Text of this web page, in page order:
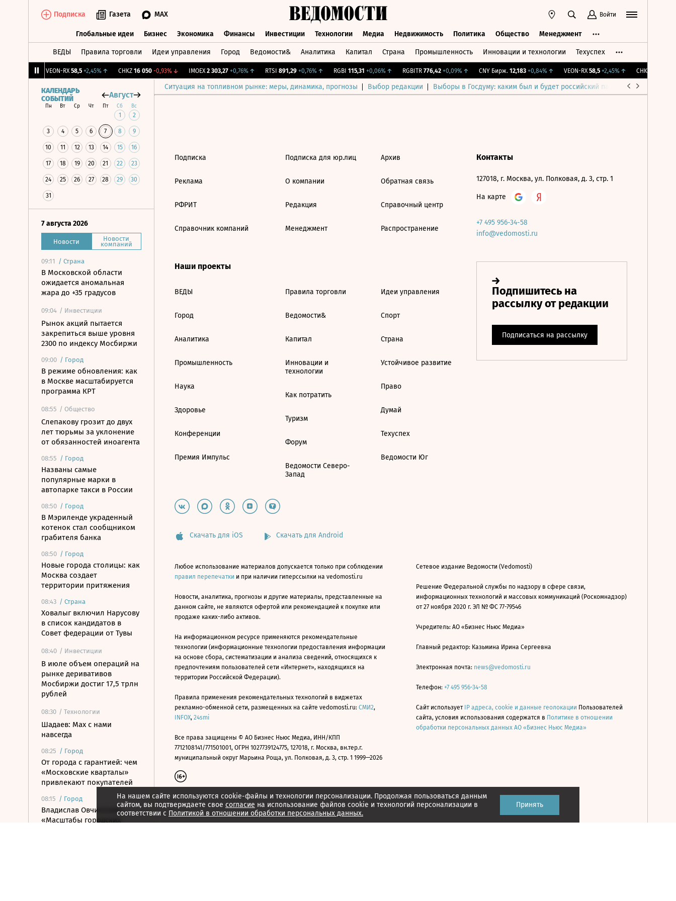
Подписка Газета MAX Войти
Глобальные идеи Бизнес Экономика Финансы Инвестиции Технологии Медиа Недвижимость Политика Общество Менеджмент
ВЕДЫ Правила торговли Идеи управления Город Ведомости& Аналитика Капитал Страна Промышленность Инновации и технологии Техуспех
VEON-RX 58,5 +2,45%↑ CHKZ 16 050 -0,93%↓ IMOEX 2 303,27 +0,76%↑ RTSI 891,29 +0,76%↑ RGBI 115,31 +0,06%↑ RGBITR 776,42 +0,09%↑ CNY Бирж. 12,183 +0,84%↑ VEON-RX 58,5 +2,45%↑ CHKZ
Ситуация на топливном рынке: меры, динамика, прогнозы Выбор редакции Выборы в Госдуму: каким был и будет российский парламент
КАЛЕНДАРЬ
СОБЫТИЙ
Август
Пн Вт Ср Чт Пт Сб Вс
1 2
3 4 5 6 7 8 9
10 11 12 13 14 15 16
17 18 19 20 21 22 23
24 25 26 27 28 29 30
31
7 августа 2026
Новости Новости
компаний
09:11 / Страна
В Московской области
ожидается аномальная
жара до +35 градусов
09:04 / Инвестиции
Рынок акций пытается
закрепиться выше уровня
2300 по индексу Мосбиржи
09:00 / Город
В режиме обновления: как
в Москве масштабируется
программа КРТ
08:55 / Общество
Слепакову грозит до двух
лет тюрьмы за уклонение
от обязанностей иноагента
08:55 / Город
Названы самые
популярные марки в
автопарке такси в России
08:50 / Город
В Мэриленде украденный
котенок стал сообщником
грабителя банка
08:50 / Город
Новые города столицы: как
Москва создает
территории притяжения
08:43 / Страна
Ховалыг включил Нарусову
в список кандидатов в
Совет федерации от Тувы
08:40 / Инвестиции
В июле объем операций на
рынке деривативов
Мосбиржи достиг 17,5 трлн
рублей
08:30 / Технологии
Шадаев: Max с нами
навсегда
08:25 / Город
От города с гарантией: чем
«Московские кварталы»
привлекают покупателей
08:15 / Город
Владислав Овчинский:
«Масштабы городских
На нашем сайте используются cookie-файлы и технологии персонализации. Продолжая пользоваться данным
сайтом, вы подтверждаете свое согласие на использование файлов cookie и технологий персонализации в
соответствии с Политикой в отношении обработки персональных данных.
Принять
Подписка
Реклама
РФРИТ
Справочник компаний
Подписка для юр.лиц
О компании
Редакция
Менеджмент
Архив
Обратная связь
Справочный центр
Распространение
Наши проекты
ВЕДЫ
Город
Аналитика
Промышленность
Наука
Здоровье
Конференции
Премия Импульс
Правила торговли
Ведомости&
Капитал
Инновации и
технологии
Как потратить
Туризм
Форум
Ведомости Северо-
Запад
Идеи управления
Спорт
Страна
Устойчивое развитие
Право
Думай
Техуспех
Ведомости Юг
Контакты
127018, г. Москва, ул. Полковая, д. 3, стр. 1
На карте
+7 495 956-34-58
info@vedomosti.ru
Скачать для iOS Скачать для Android
Любое использование материалов допускается только при соблюдении
правил перепечатки и при наличии гиперссылки на vedomosti.ru
Новости, аналитика, прогнозы и другие материалы, представленные на
данном сайте, не являются офертой или рекомендацией к покупке или
продаже каких-либо активов.
На информационном ресурсе применяются рекомендательные
технологии (информационные технологии предоставления информации
на основе сбора, систематизации и анализа сведений, относящихся к
предпочтениям пользователей сети «Интернет», находящихся на
территории Российской Федерации).
Правила применения рекомендательных технологий в виджетах
рекламно-обменной сети, размещенных на сайте vedomosti.ru: СМИ2,
INFOX, 24smi
Все права защищены © АО Бизнес Ньюс Медиа, ИНН/КПП
7712108141/771501001, ОГРН 1027739124775, 127018, г. Москва, вн.тер.г.
муниципальный округ Марьина Роща, ул. Полковая, д. 3, стр. 1 1999—2026
Сетевое издание Ведомости (Vedomosti)
Решение Федеральной службы по надзору в сфере связи,
информационных технологий и массовых коммуникаций (Роскомнадзор)
от 27 ноября 2020 г. ЭЛ № ФС 77-79546
Учредитель: АО «Бизнес Ньюс Медиа»
Главный редактор: Казьмина Ирина Сергеевна
Электронная почта: news@vedomosti.ru
Телефон: +7 495 956-34-58
Сайт использует IP адреса, cookie и данные геолокации Пользователей
сайта, условия использования содержатся в Политике в отношении
обработки персональных данных АО «Бизнес Ньюс Медиа»